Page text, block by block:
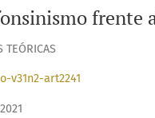
frente
TEÓRICAS
v31n2-art2241